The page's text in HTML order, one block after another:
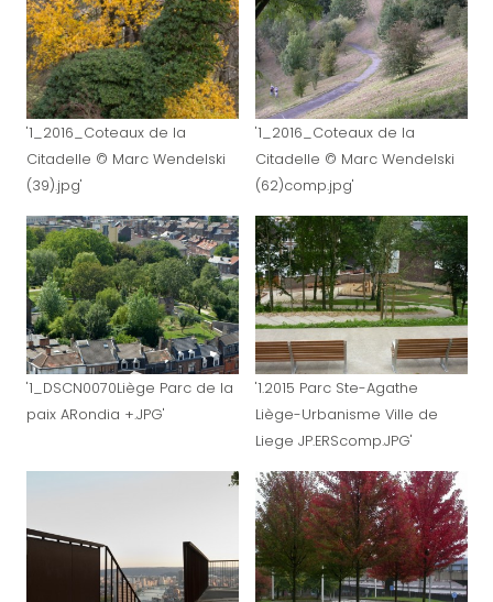
'1_2016_Coteaux de la
Citadelle © Marc Wendelski
(39).jpg'
'1_2016_Coteaux de la
Citadelle © Marc Wendelski
(62)comp.jpg'
'1_DSCN0070Liège Parc de la
paix ARondia +.JPG'
'1.2015 Parc Ste-Agathe
Liège-Urbanisme Ville de
Liege JP.ERScomp.JPG'